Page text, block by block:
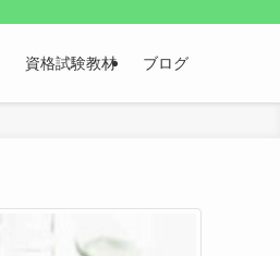
資格試験教材 ブログ